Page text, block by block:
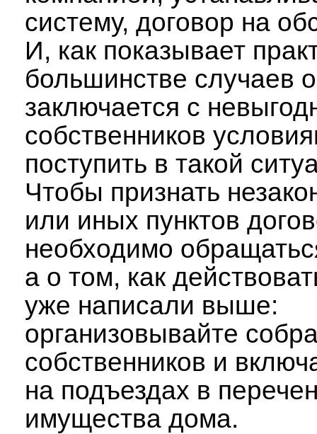
систему, договор на
И, как показывает
большинстве случаев
заключается с
собственников
поступить в такой
Чтобы признать
или иных пунктов
необходимо
а о том, как
уже написали выше:
организовывайте
собственников и
на подъездах в
имущества дома.